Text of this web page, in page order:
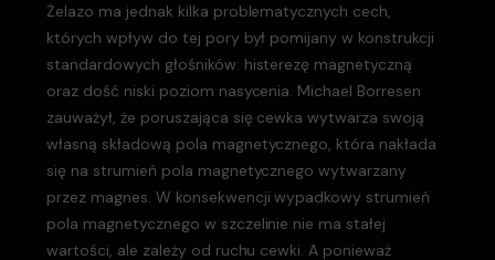
Żelazo ma jednak kilka problematycznych cech,
których wpływ do tej pory był pomijany w konstrukcji
standardowych głośników: histerezę magnetyczną
oraz dość niski poziom nasycenia. Michael Borresen
zauważył, że poruszająca się cewka wytwarza swoją
własną składową pola magnetycznego, która nakłada
się na strumień pola magnetycznego wytwarzany
przez magnes. W konsekwencji wypadkowy strumień
pola magnetycznego w szczelinie nie ma stałej
wartości, ale zależy od ruchu cewki. A ponieważ